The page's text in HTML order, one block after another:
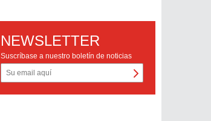
NEWSLETTER
Suscríbase a nuestro boletín de noticias